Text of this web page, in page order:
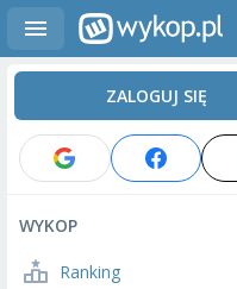
ZALOGUJ SIĘ
WYKOP
Ranking